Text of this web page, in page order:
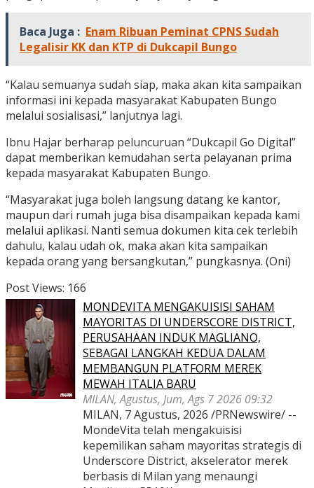
Baca Juga : Enam Ribuan Peminat CPNS Sudah
Legalisir KK dan KTP di Dukcapil Bungo
“Kalau semuanya sudah siap, maka akan kita sampaikan
informasi ini kepada masyarakat Kabupaten Bungo
melalui sosialisasi,” lanjutnya lagi.
Ibnu Hajar berharap peluncuruan “Dukcapil Go Digital”
dapat memberikan kemudahan serta pelayanan prima
kepada masyarakat Kabupaten Bungo.
“Masyarakat juga boleh langsung datang ke kantor,
maupun dari rumah juga bisa disampaikan kepada kami
melalui aplikasi. Nanti semua dokumen kita cek terlebih
dahulu, kalau udah ok, maka akan kita sampaikan
kepada orang yang bersangkutan,” pungkasnya. (Oni)
Post Views: 166
MONDEVITA MENGAKUISISI SAHAM
MAYORITAS DI UNDERSCORE DISTRICT,
PERUSAHAAN INDUK MAGLIANO,
SEBAGAI LANGKAH KEDUA DALAM
MEMBANGUN PLATFORM MEREK
MEWAH ITALIA BARU
MILAN, Agustus, Jum, Ags 7 2026 09:32
MILAN, 7 Agustus, 2026 /PRNewswire/ --
MondeVita telah mengakuisisi
kepemilikan saham mayoritas strategis di
Underscore District, akselerator merek
berbasis di Milan yang menaungi